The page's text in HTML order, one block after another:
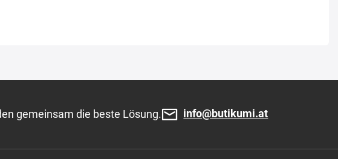
gemeinsam die beste Lösung. info@butikumi.at